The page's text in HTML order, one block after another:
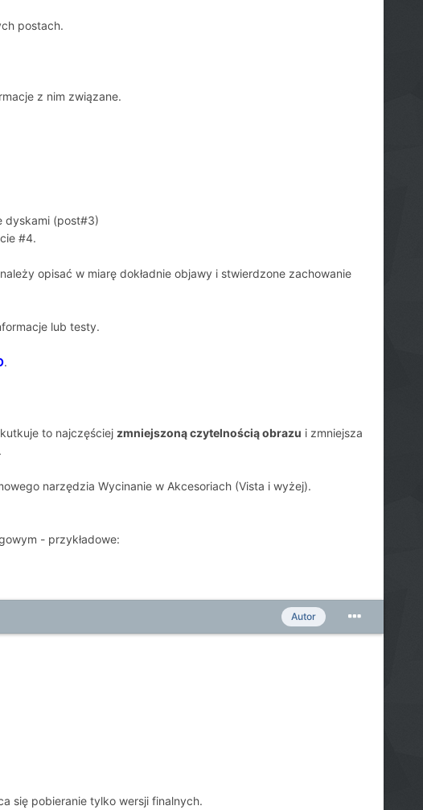
postach.
z nim związane.
dyskami (post#3)
#4.
opisać w miarę dokładnie objawy i stwierdzone zachowanie
lub testy.
.
to najczęściej zmniejszoną czytelnością obrazu i zmniejsza
narzędzia Wycinanie w Akcesoriach (Vista i wyżej).
- przykładowe:
Autor
się pobieranie tylko wersji finalnych.